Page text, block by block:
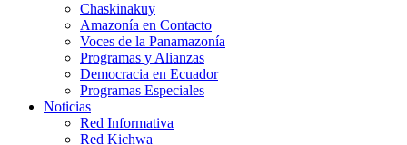
Chaskinakuy
Amazonía en Contacto
Voces de la Panamazonía
Programas y Alianzas
Democracia en Ecuador
Programas Especiales
Noticias
Red Informativa
Red Kichwa